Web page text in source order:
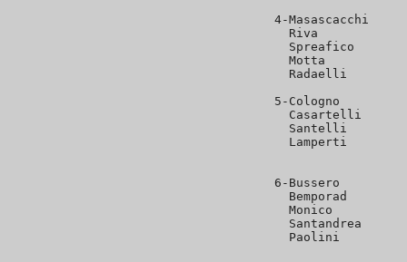
4-Masascacchi
Riva
Spreafico
Motta
Radaelli
5-Cologno
Casartelli
Santelli
Lamperti
6-Bussero
Bemporad
Monico
Santandrea
Paolini